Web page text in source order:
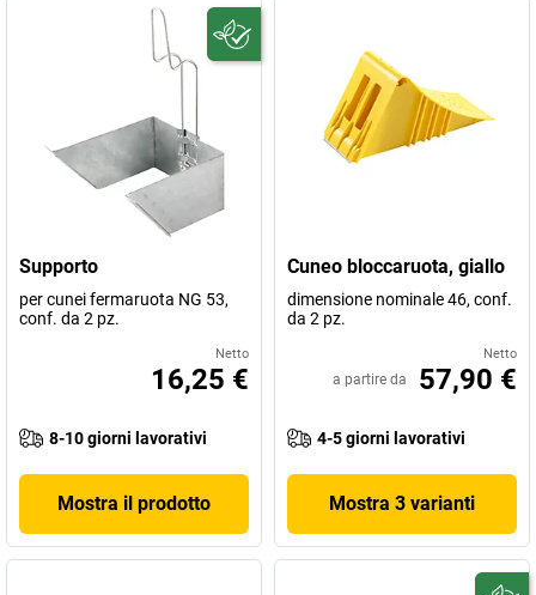
Supporto
per cunei fermaruota NG 53,
conf. da 2 pz.
Netto
16,25 €
8-10 giorni lavorativi
Mostra il prodotto
Cuneo bloccaruota, giallo
dimensione nominale 46, conf.
da 2 pz.
Netto
a partire da 57,90 €
4-5 giorni lavorativi
Mostra 3 varianti